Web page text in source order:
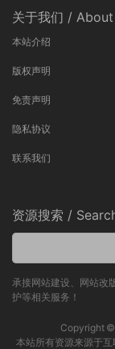
关于我们 / About
本站介绍
版权声明
免责声明
隐私协议
联系我们
资源搜索 /
承接网站建设、网站改
护等相关服务！
Copyright
本站所有资源来源于